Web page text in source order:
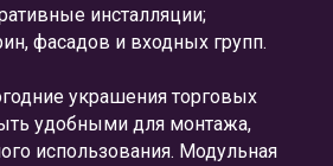
инсталляции;
фасадов и входных групп.
украшения торговых
удобными для монтажа,
использования. Модульная